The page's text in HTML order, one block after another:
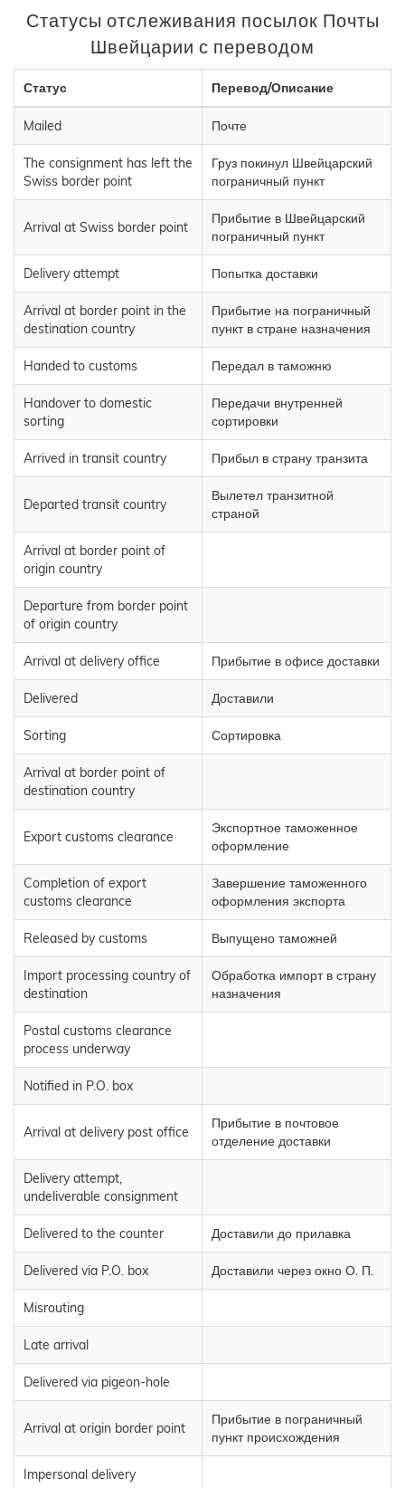
Статусы отслеживания посылок Почты
Швейцарии с переводом
Статус Перевод/Описание
Mailed Почте
The consignment has left the
Swiss border point
Груз покинул Швейцарский
пограничный пункт
Arrival at Swiss border point
Прибытие в Швейцарский
пограничный пункт
Delivery attempt Попытка доставки
Arrival at border point in the
destination country
Прибытие на пограничный
пункт в стране назначения
Handed to customs Передал в таможню
Handover to domestic
sorting
Передачи внутренней
сортировки
Arrived in transit country Прибыл в страну транзита
Departed transit country
Вылетел транзитной
страной
Arrival at border point of
origin country
Departure from border point
of origin country
Arrival at delivery office Прибытие в офисе доставки
Delivered Доставили
Sorting Сортировка
Arrival at border point of
destination country
Export customs clearance
Экспортное таможенное
оформление
Completion of export
customs clearance
Завершение таможенного
оформления экспорта
Released by customs Выпущено таможней
Import processing country of
destination
Обработка импорт в страну
назначения
Postal customs clearance
process underway
Notified in P.O. box
Arrival at delivery post office
Прибытие в почтовое
отделение доставки
Delivery attempt,
undeliverable consignment
Delivered to the counter Доставили до прилавка
Delivered via P.O. box Доставили через окно О. П.
Misrouting
Late arrival
Delivered via pigeon-hole
Arrival at origin border point
Прибытие в пограничный
пункт происхождения
Impersonal delivery